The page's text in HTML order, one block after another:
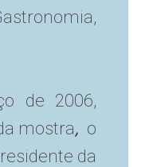
de 2006,
mostra, o
da